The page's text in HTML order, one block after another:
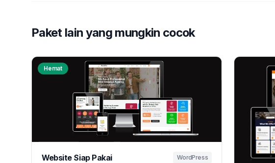
Paket lain yang mungkin cocok
Hemat
Website Siap Pakai WordPress